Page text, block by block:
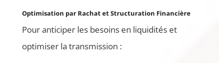
Optimisation par Rachat et Structuration Financière
Pour anticiper les besoins en liquidités et
optimiser la transmission :